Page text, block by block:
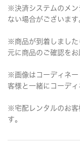
※決済システムのメン
ない場合がございます
※商品が到着しました
元に商品のご確認をお
※画像はコーディネー
客様と一緒にコーディ
※宅配レンタルのお客
す。